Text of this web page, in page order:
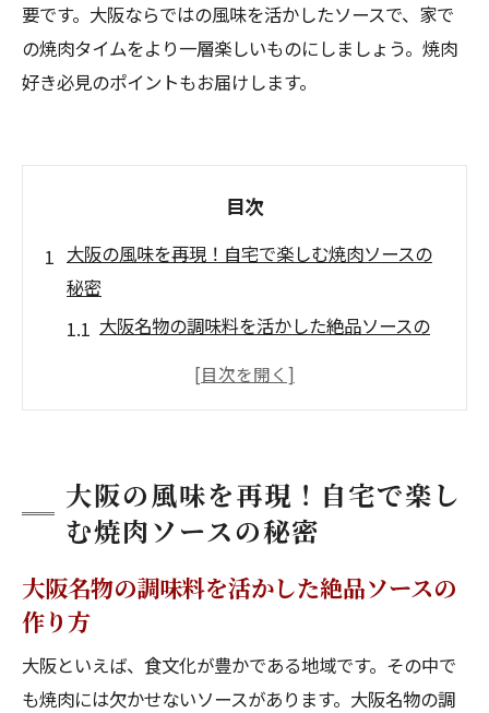
要です。大阪ならではの風味を活かしたソースで、家で
の焼肉タイムをより一層楽しいものにしましょう。焼肉
好き必見のポイントもお届けします。
目次
大阪の風味を再現！自宅で楽しむ焼肉ソースの
秘密
大阪名物の調味料を活かした絶品ソースの
える秘訣
本場大阪の焼肉の味に近づける調理法とは
地元の人々が愛する焼肉ソースの隠し味
絶品焼肉ソースで家庭焼肉をワンランクアップ
シンプルながら奥深い大阪流焼肉ソースの
大阪の風味を再現！自宅で楽し
む焼肉ソースの秘密
大阪名物の調味料を活かした絶品ソースの
作り方
大阪といえば、食文化が豊かである地域です。その中で
も焼肉には欠かせないソースがあります。大阪名物の調